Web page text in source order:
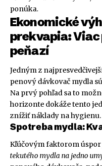
ponúka.
Ekonomické
prekvapia: Viac
peňazí
Jedným z
penový dávkovač mydla
Na prvý pohľad sa to
horizonte dokáže tento
znížiť náklady na hygienu.
Spotreba mydla:
Kľúčovým faktorom úspor
tekutého mydla na jedno